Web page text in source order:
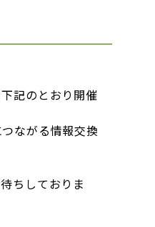
記のとおり開催
ながる情報交換
ちしておりま